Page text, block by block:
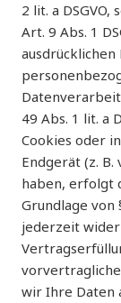
2 lit. a
Art. 9 Abs. 1
49 Abs. 1 lit. a
Cookies oder
Endgerät (z.
haben, erfolgt
Grundlage von
jederzeit
wir Ihre Daten